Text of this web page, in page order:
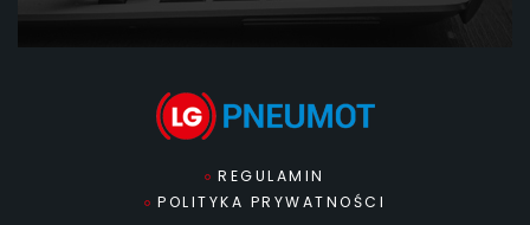
REGULAMIN
POLITYKA PRYWATNOŚCI